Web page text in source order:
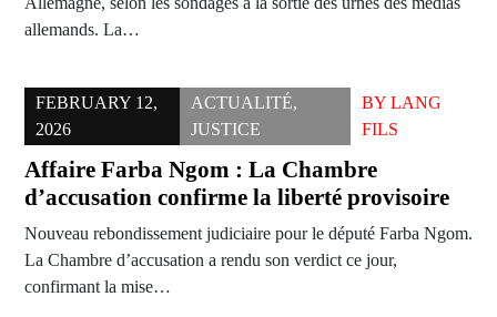
allemands. La…
FEBRUARY 12,
2026
ACTUALITÉ,
JUSTICE
BYLANG
FILS
Affaire Farba Ngom : La Chambre
d’accusation confirme la liberté provisoire
Nouveau rebondissement judiciaire pour le député Farba Ngom.
La Chambre d’accusation a rendu son verdict ce jour,
confirmant la mise…